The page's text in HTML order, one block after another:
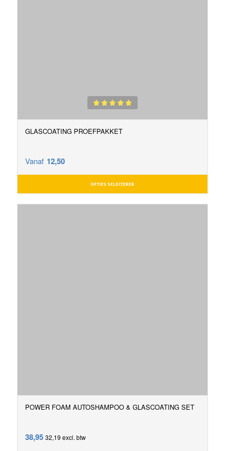
Gewaardeerd
5.00
uit 5
GLASCOATING PROEFPAKKET
Vanaf 12,50
OPTIES SELECTEREN
POWER FOAM AUTOSHAMPOO & GLASCOATING SET
38,95 32,19 excl. btw